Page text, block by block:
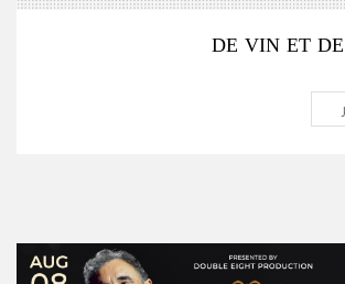
DE VIN ET